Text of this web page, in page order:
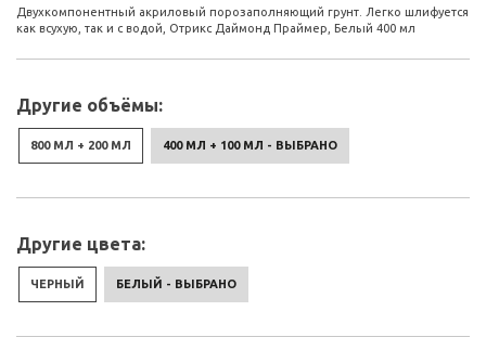
Двухкомпонентный акриловый порозаполняющий грунт. Легко шлифуется
как всухую, так и с водой, Отрикс Даймонд Праймер, Белый 400 мл
Другие объёмы:
800 МЛ + 200 МЛ 400 МЛ + 100 МЛ - ВЫБРАНО
Другие цвета:
ЧЕРНЫЙ БЕЛЫЙ - ВЫБРАНО